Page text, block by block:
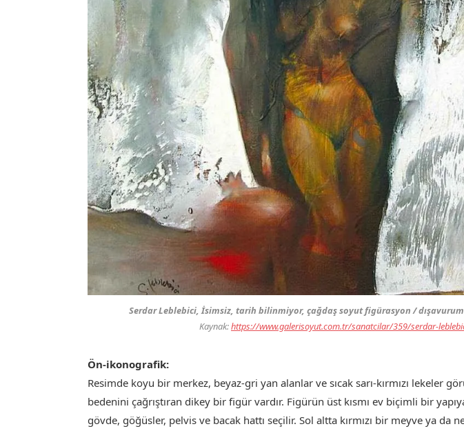
Serdar Leblebici, İsimsiz, tarih bilinmiyor, çağdaş soyut figürasyon /
Kaynak:https://www.galerisoyut.com.tr/sanatcilar/359/serdar-
Ön-ikonografik:
Resimde koyu bir merkez, beyaz-gri yan alanlar ve sıcak sarı-kırmızı lekeler
bedenini çağrıştıran dikey bir figür vardır. Figürün üst kısmı ev biçimli bir
gövde, göğüsler, pelvis ve bacak hattı seçilir. Sol altta kırmızı bir meyve ya da